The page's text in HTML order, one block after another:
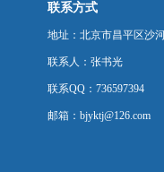
联系方式
地址：北京市昌平区沙
联系人：张书光
联系QQ：736597394
邮箱：bjyktj@126.com